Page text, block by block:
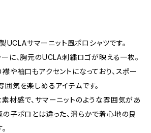
UCLAサマーニット風ポロシャツです。
に、胸元のUCLA刺繍ロゴが映える一枚。
や袖口もアクセントになっており、スポー
気を楽しめるアイテムです。
材感で、サマーニットのような雰囲気があ
の子ポロとは違った、滑らかで着心地の良